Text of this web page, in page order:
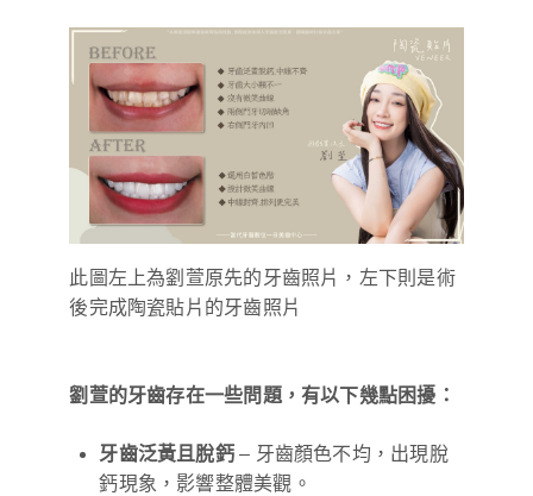
此圖左上為劉萱原先的牙齒照片，左下則是術
後完成陶瓷貼片的牙齒照片
劉萱的牙齒存在一些問題，有以下幾點困擾：
牙齒泛黃且脫鈣– 牙齒顏色不均，出現脫
鈣現象，影響整體美觀。